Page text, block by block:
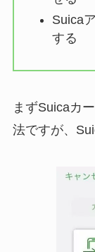
Suica
する
まずSuicaカ
法ですが、